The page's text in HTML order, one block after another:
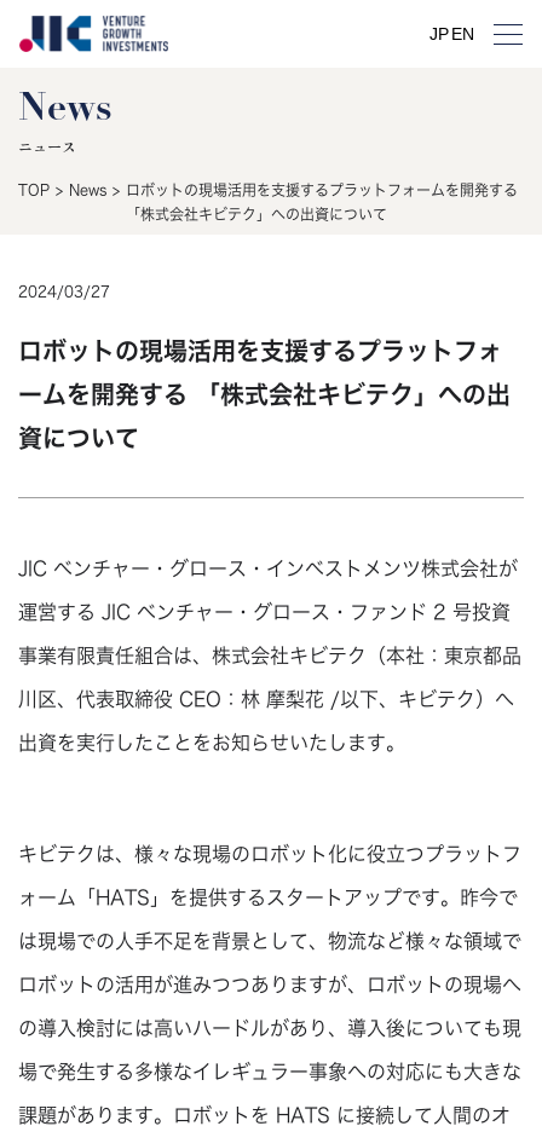
JPEN
News
ニュース
TOP > News > ロボットの現場活用を支援するプラットフォームを開発する
「株式会社キビテク」への出資について
2024/03/27
ロボットの現場活用を支援するプラットフォ
ームを開発する 「株式会社キビテク」への出
資について
JIC ベンチャー・グロース・インベストメンツ株式会社が
運営する JIC ベンチャー・グロース・ファンド 2 号投資
事業有限責任組合は、株式会社キビテク（本社：東京都品
川区、代表取締役 CEO：林 摩梨花 /以下、キビテク）へ
出資を実行したことをお知らせいたします。
キビテクは、様々な現場のロボット化に役立つプラットフ
ォーム「HATS」を提供するスタートアップです。昨今で
は現場での人手不足を背景として、物流など様々な領域で
ロボットの活用が進みつつありますが、ロボットの現場へ
の導入検討には高いハードルがあり、導入後についても現
場で発生する多様なイレギュラー事象への対応にも大きな
課題があります。ロボットを HATS に接続して人間のオ